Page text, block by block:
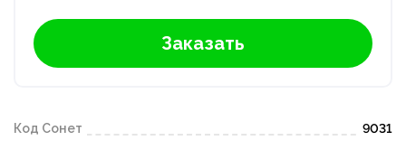
Заказать
Код Сонет 9031